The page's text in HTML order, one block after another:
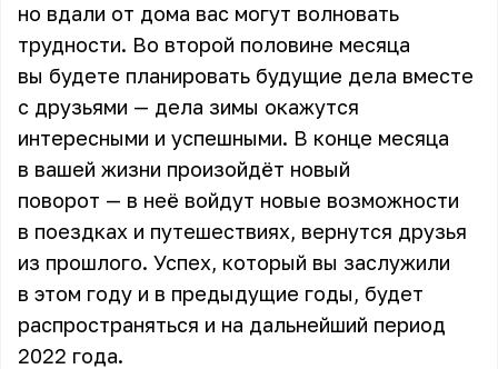
но вдали от дома вас могут волновать
трудности. Во второй половине месяца
вы будете планировать будущие дела вместе
с друзьями — дела зимы окажутся
интересными и успешными. В конце месяца
в вашей жизни произойдёт новый
поворот — в неё войдут новые возможности
в поездках и путешествиях, вернутся друзья
из прошлого. Успех, который вы заслужили
в этом году и в предыдущие годы, будет
распространяться и на дальнейший период
2022 года.